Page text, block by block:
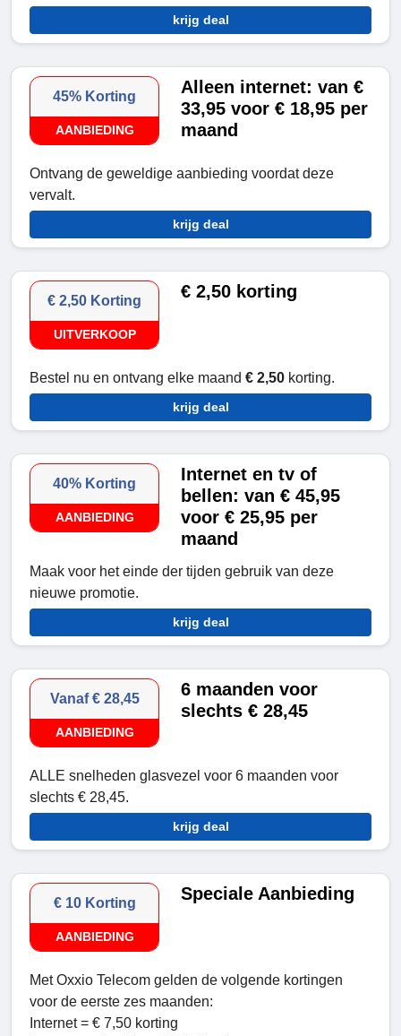
krijg deal
45% Korting
AANBIEDING
Alleen internet: van €
33,95 voor € 18,95 per
maand
Ontvang de geweldige aanbieding voordat deze
vervalt.
krijg deal
€ 2,50 Korting
UITVERKOOP
€ 2,50 korting
Bestel nu en ontvang elke maand € 2,50 korting.
krijg deal
40% Korting
AANBIEDING
Internet en tv of
bellen: van € 45,95
voor € 25,95 per
maand
Maak voor het einde der tijden gebruik van deze
nieuwe promotie.
krijg deal
Vanaf € 28,45
AANBIEDING
6 maanden voor
slechts € 28,45
ALLE snelheden glasvezel voor 6 maanden voor
slechts € 28,45.
krijg deal
€ 10 Korting
AANBIEDING
Speciale Aanbieding
Met Oxxio Telecom gelden de volgende kortingen
voor de eerste zes maanden:
Internet = € 7,50 korting